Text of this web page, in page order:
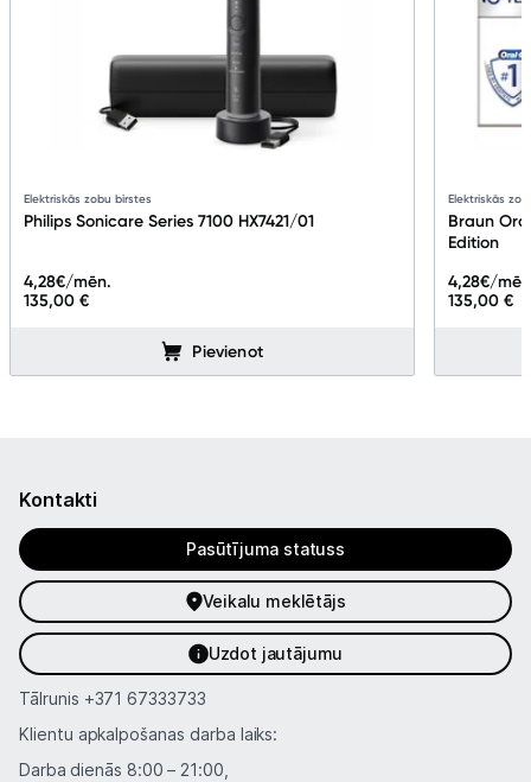
Elektriskās zobu birstes
Philips Sonicare Series 7100 HX7421/01
135,00 €
4,28€/mēn.
Pievienot
Elektriskās
Braun
Edition
135,00 €
4,28€/
Kontakti
Pasūtījuma statuss
Veikalu meklētājs
Uzdot jautājumu
Tālrunis +371 67333733
Klientu apkalpošanas darba laiks:
Darba dienās 8:00 – 21:00,